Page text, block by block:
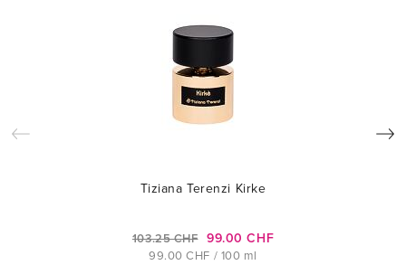
Tiziana Terenzi Kirke
103.25 CHF 99.00 CHF
99.00 CHF / 100 ml